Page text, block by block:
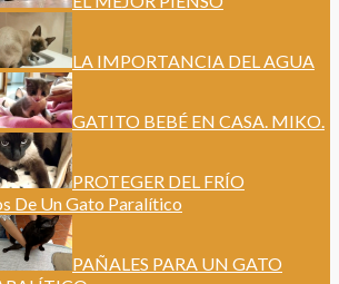
LA IMPORTANCIA DEL AGUA
GATITO BEBÉ EN CASA. MIKO.
PROTEGER DEL FRÍO
De Un Gato Paralítico
PAÑALES PARA UN GATO